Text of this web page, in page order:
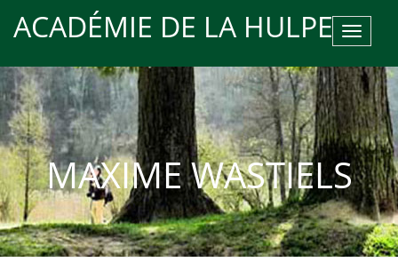
ACADÉMIE DE LA HULPE
Toggle
MAXIME WASTIELS